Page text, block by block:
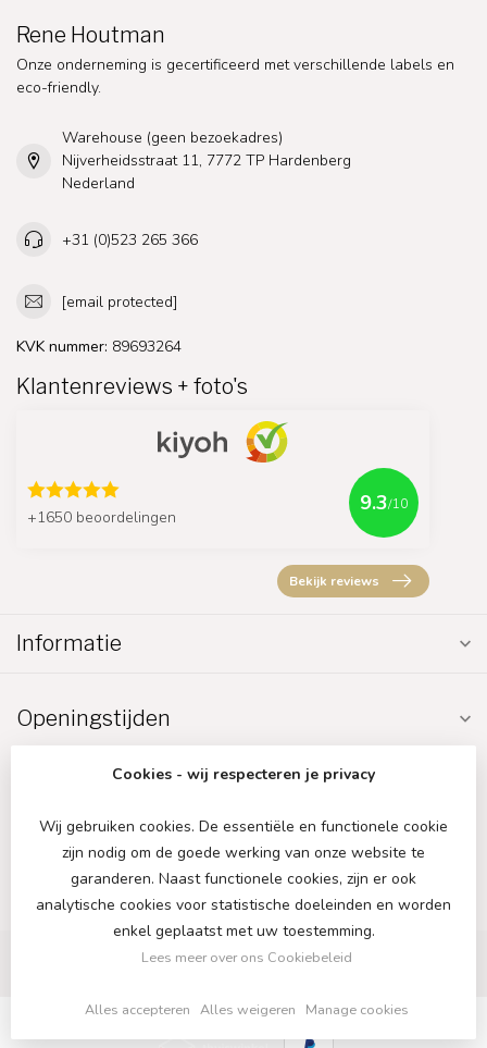
Rene Houtman
Onze onderneming is gecertificeerd met verschillende labels en
eco-friendly.
Warehouse (geen bezoekadres)
Nijverheidsstraat 11, 7772 TP Hardenberg
Nederland
+31 (0)523 265 366
[email protected]
KVK nummer: 89693264
Klantenreviews + foto's
+1650 beoordelingen
9.3/10
Bekijk reviews
Informatie
Openingstijden
Cookies - wij respecteren je privacy
Wij gebruiken cookies. De essentiële en functionele cookie
zijn nodig om de goede werking van onze website te
garanderen. Naast functionele cookies, zijn er ook
analytische cookies voor statistische doeleinden en worden
enkel geplaatst met uw toestemming.
Lees meer over ons Cookiebeleid
Alles accepteren Alles weigeren Manage cookies